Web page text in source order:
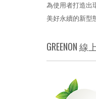
為使用者打造出
美好永續的新型
GREENON 線